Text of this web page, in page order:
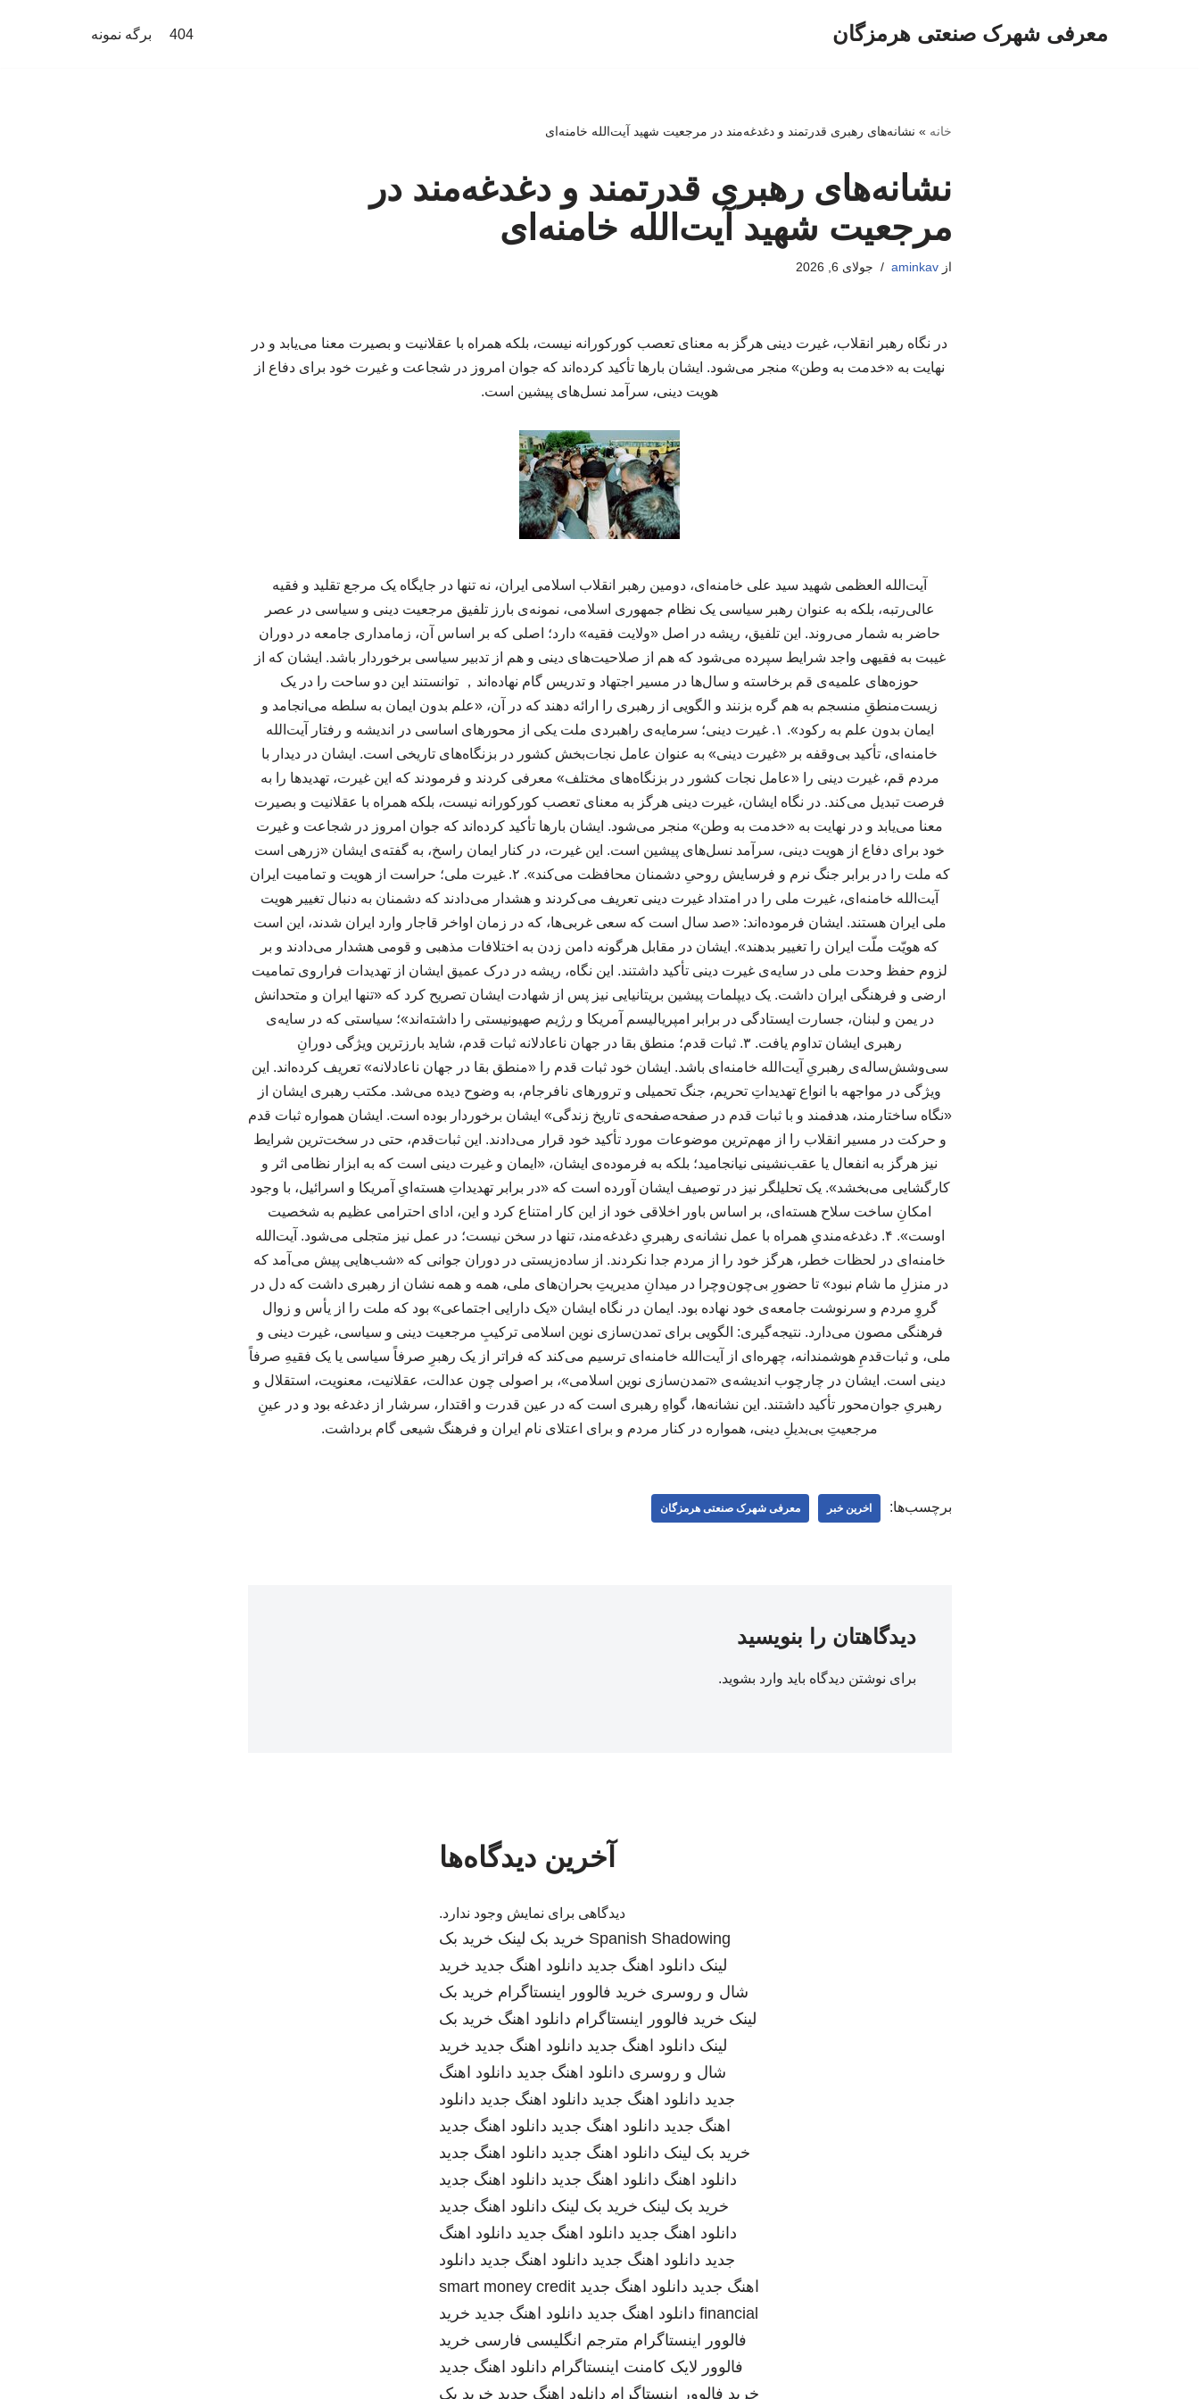
معرفی شهرک صنعتی هرمزگان 404 برگه نمونه
خانه » نشانه‌های رهبری قدرتمند و دغدغه‌مند در مرجعیت شهید آیت‌الله خامنه‌ای
نشانه‌های رهبری قدرتمند و دغدغه‌مند در
مرجعیت شهید آیت‌الله خامنه‌ای
ازaminkav جولای 6, 2026
در نگاه رهبر انقلاب، غیرت دینی هرگز به معنای تعصب کورکورانه نیست، بلکه همراه با عقلانیت و بصیرت معنا می‌یابد و در
نهایت به «خدمت به وطن» منجر می‌شود. ایشان بارها تأکید کرده‌اند که جوان امروز در شجاعت و غیرت خود برای دفاع از
هویت دینی، سرآمد نسل‌های پیشین است.
آیت‌الله العظمی شهید سید علی خامنه‌ای، دومین رهبر انقلاب اسلامی ایران، نه تنها در جایگاه یک مرجع تقلید و فقیه
عالی‌رتبه، بلکه به عنوان رهبر سیاسی یک نظام جمهوری اسلامی، نمونه‌ی بارز تلفیق مرجعیت دینی و سیاسی در عصر
حاضر به شمار می‌روند. این تلفیق، ریشه در اصل «ولایت فقیه» دارد؛ اصلی که بر اساس آن، زمامداری جامعه در دوران
غیبت به فقیهی واجد شرایط سپرده می‌شود که هم از صلاحیت‌های دینی و هم از تدبیر سیاسی برخوردار باشد. ایشان که از
حوزه‌های علمیه‌ی قم برخاسته و سال‌ها در مسیر اجتهاد و تدریس گام نهاده‌اند， توانستند این دو ساحت را در یک
زیست‌منطقِ منسجم به هم گره بزنند و الگویی از رهبری را ارائه دهند که در آن، «علم بدون ایمان به سلطه می‌انجامد و
ایمان بدون علم به رکود». ۱. غیرت دینی؛ سرمایه‌ی راهبردی ملت یکی از محورهای اساسی در اندیشه و رفتار آیت‌الله
خامنه‌ای، تأکید بی‌وقفه بر «غیرت دینی» به عنوان عامل نجات‌بخش کشور در بزنگاه‌های تاریخی است. ایشان در دیدار با
مردم قم، غیرت دینی را «عامل نجات کشور در بزنگاه‌های مختلف» معرفی کردند و فرمودند که این غیرت، تهدیدها را به
فرصت تبدیل می‌کند. در نگاه ایشان، غیرت دینی هرگز به معنای تعصب کورکورانه نیست، بلکه همراه با عقلانیت و بصیرت
معنا می‌یابد و در نهایت به «خدمت به وطن» منجر می‌شود. ایشان بارها تأکید کرده‌اند که جوان امروز در شجاعت و غیرت
خود برای دفاع از هویت دینی، سرآمد نسل‌های پیشین است. این غیرت، در کنار ایمان راسخ، به گفته‌ی ایشان «زرهی است
که ملت را در برابر جنگ نرم و فرسایش روحیِ دشمنان محافظت می‌کند». ۲. غیرت ملی؛ حراست از هویت و تمامیت ایران
آیت‌الله خامنه‌ای، غیرت ملی را در امتداد غیرت دینی تعریف می‌کردند و هشدار می‌دادند که دشمنان به دنبال تغییر هویت
ملی ایران هستند. ایشان فرموده‌اند: «صد سال است که سعی غربی‌ها، که در زمان اواخر قاجار وارد ایران شدند، این است
که هویّت ملّت ایران را تغییر بدهند». ایشان در مقابل هرگونه دامن زدن به اختلافات مذهبی و قومی هشدار می‌دادند و بر
لزوم حفظ وحدت ملی در سایه‌ی غیرت دینی تأکید داشتند. این نگاه، ریشه در درک عمیق ایشان از تهدیدات فراروی تمامیت
ارضی و فرهنگی ایران داشت. یک دیپلمات پیشین بریتانیایی نیز پس از شهادت ایشان تصریح کرد که «تنها ایران و متحدانش
در یمن و لبنان، جسارت ایستادگی در برابر امپریالیسم آمریکا و رژیم صهیونیستی را داشته‌اند»؛ سیاستی که در سایه‌ی
رهبری ایشان تداوم یافت. ۳. ثبات قدم؛ منطق بقا در جهان ناعادلانه ثبات قدم، شاید بارزترین ویژگی دورانِ
سی‌وشش‌ساله‌ی رهبریِ آیت‌الله خامنه‌ای باشد. ایشان خود ثبات قدم را «منطق بقا در جهان ناعادلانه» تعریف کرده‌اند. این
ویژگی در مواجهه با انواع تهدیداتِ تحریم، جنگ تحمیلی و ترورهای نافرجام، به وضوح دیده می‌شد. مکتب رهبری ایشان از
«نگاه ساختارمند، هدفمند و با ثبات قدم در صفحه‌صفحه‌ی تاریخ زندگی» ایشان برخوردار بوده است. ایشان همواره ثبات قدم
و حرکت در مسیر انقلاب را از مهم‌ترین موضوعات مورد تأکید خود قرار می‌دادند. این ثبات‌قدم، حتی در سخت‌ترین شرایط
نیز هرگز به انفعال یا عقب‌نشینی نیانجامید؛ بلکه به فرموده‌ی ایشان، «ایمان و غیرت دینی است که به ابزار نظامی اثر و
کارگشایی می‌بخشد». یک تحلیلگر نیز در توصیف ایشان آورده است که «در برابر تهدیداتِ هسته‌ایِ آمریکا و اسرائیل، با وجود
امکانِ ساخت سلاح هسته‌ای، بر اساس باور اخلاقی خود از این کار امتناع کرد و این، ادای احترامی عظیم به شخصیت
اوست». ۴. دغدغه‌مندیِ همراه با عمل نشانه‌ی رهبریِ دغدغه‌مند، تنها در سخن نیست؛ در عمل نیز متجلی می‌شود. آیت‌الله
خامنه‌ای در لحظات خطر، هرگز خود را از مردم جدا نکردند. از ساده‌زیستی در دوران جوانی که «شب‌هایی پیش می‌آمد که
در منزلِ ما شام نبود» تا حضورِ بی‌چون‌وچرا در میدانِ مدیریتِ بحران‌های ملی، همه و همه نشان از رهبری داشت که دل در
گروِ مردم و سرنوشت جامعه‌ی خود نهاده بود. ایمان در نگاه ایشان «یک دارایی اجتماعی» بود که ملت را از یأس و زوال
فرهنگی مصون می‌دارد. نتیجه‌گیری: الگویی برای تمدن‌سازی نوین اسلامی ترکیبِ مرجعیت دینی و سیاسی، غیرت دینی و
ملی، و ثبات‌قدمِ هوشمندانه، چهره‌ای از آیت‌الله خامنه‌ای ترسیم می‌کند که فراتر از یک رهبرِ صرفاً سیاسی یا یک فقیهِ صرفاً
دینی است. ایشان در چارچوب اندیشه‌ی «تمدن‌سازی نوین اسلامی»، بر اصولی چون عدالت، عقلانیت، معنویت، استقلال و
رهبریِ جوان‌محور تأکید داشتند. این نشانه‌ها، گواهِ رهبری است که در عین قدرت و اقتدار، سرشار از دغدغه بود و در عینِ
مرجعیتِ بی‌بدیلِ دینی، همواره در کنار مردم و برای اعتلای نام ایران و فرهنگ شیعی گام برداشت.
برچسب‌ها: اخرین خبر معرفی شهرک صنعتی هرمزگان
دیدگاهتان را بنویسید
برای نوشتن دیدگاه باید وارد بشوید.
آخرین دیدگاه‌ها
دیدگاهی برای نمایش وجود ندارد.
Spanish Shadowing خرید بک لینک خرید بک
لینک دانلود اهنگ جدید دانلود اهنگ جدید خرید
شال و روسری خرید فالوور اینستاگرام خرید بک
لینک خرید فالوور اینستاگرام دانلود اهنگ خرید بک
لینک دانلود اهنگ جدید دانلود اهنگ جدید خرید
شال و روسری دانلود اهنگ جدید دانلود اهنگ
جدید دانلود اهنگ جدید دانلود اهنگ جدید دانلود
اهنگ جدید دانلود اهنگ جدید دانلود اهنگ جدید
خرید بک لینک دانلود اهنگ جدید دانلود اهنگ جدید
دانلود اهنگ دانلود اهنگ جدید دانلود اهنگ جدید
خرید بک لینک خرید بک لینک دانلود اهنگ جدید
دانلود اهنگ جدید دانلود اهنگ جدید دانلود اهنگ
جدید دانلود اهنگ جدید دانلود اهنگ جدید دانلود
اهنگ جدید دانلود اهنگ جدید smart money credit
financial دانلود اهنگ جدید دانلود اهنگ جدید خرید
فالوور اینستاگرام مترجم انگلیسی فارسی خرید
فالوور لایک کامنت اینستاگرام دانلود اهنگ جدید
خرید فالوور اینستاگرام دانلود اهنگ جدید خرید بک